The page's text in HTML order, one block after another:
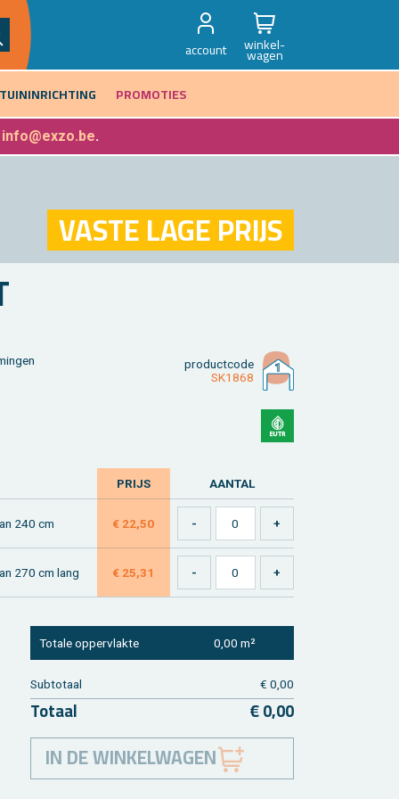
account winkel-
wagen
TUININRICHTING PROMOTIES
info@exzo.be.
VASTE LAGE PRIJS
product­code
SK1868
PRIJS AAN­TAL
240 cm € 22,50
270 cm lang € 25,31
To­ta­le op­per­vlak­te 0,00 m²
Sub­to­taal € 0,00
To­taal € 0,00
IN DE WINKELWAGEN